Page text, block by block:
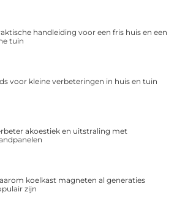
handleiding voor een fris huis en een
tuin
voor kleine verbeteringen in huis en tuin
akoestiek en uitstraling met
koelkast magneten al generaties
zijn